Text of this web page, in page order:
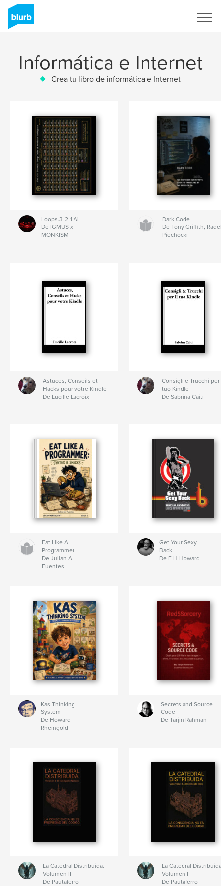
Informática e Internet
Crea tu libro de informática e Internet
Loops.3-2-1.Ai
De IGMUS x
MONKISM
Dark Code
De Tony Griffith,
Piechocki
Astuces, Conseils et
Hacks pour votre Kindle
De Lucille Lacroix
Consigli e Trucchi per
tuo Kindle
De Sabrina Caiti
Eat Like A
Programmer
De Julian A.
Fuentes
Get Your Sexy
Back
De E H Howard
Kas Thinking
System
De Howard
Rheingold
Secrets and Source
Code
De Tarjin Rahman
La Catedral Distribuida.
Volumen II
De Pautaferro
La Catedral
Volumen I
De Pautaferro